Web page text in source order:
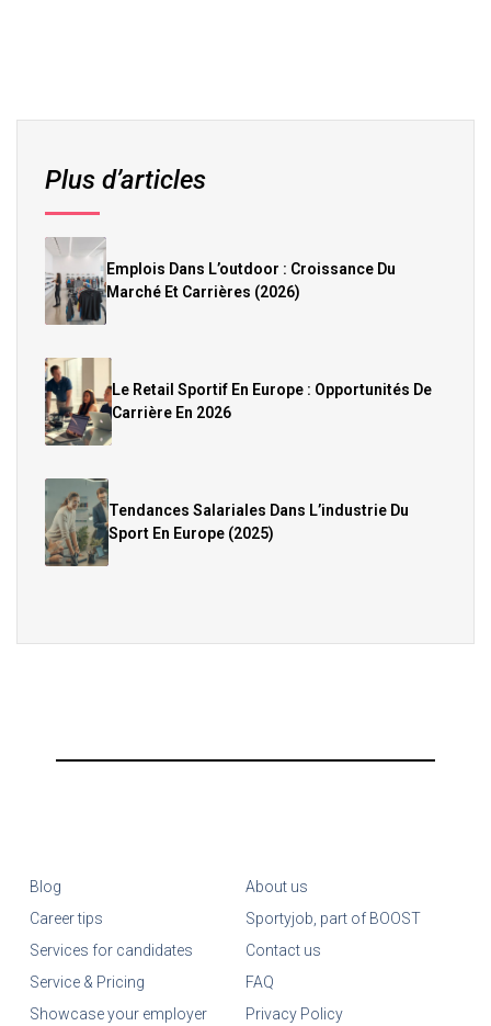
Plus d’articles
Emplois Dans L’outdoor : Croissance Du
Marché Et Carrières (2026)
Le Retail Sportif En Europe : Opportunités De
Carrière En 2026
Tendances Salariales Dans L’industrie Du
Sport En Europe (2025)
Blog
Career tips
Services for candidates
Service & Pricing
Showcase your employer
About us
Sportyjob, part of BOOST
Contact us
FAQ
Privacy Policy